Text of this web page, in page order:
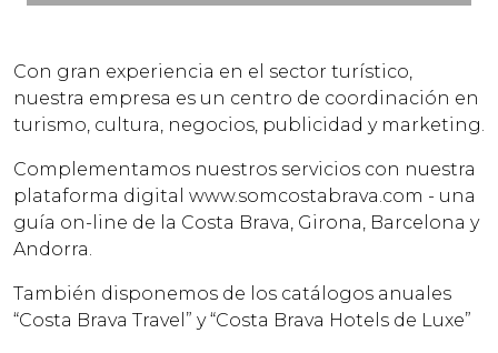
Con gran experiencia en el sector turístico,
nuestra empresa es un centro de coordinación en
turismo, cultura, negocios, publicidad y marketing.
Complementamos nuestros servicios con nuestra
plataforma digital www.somcostabrava.com - una
guía on-line de la Costa Brava, Girona, Barcelona y
Andorra.
También disponemos de los catálogos anuales
“Costa Brava Travel” y “Costa Brava Hotels de Luxe”